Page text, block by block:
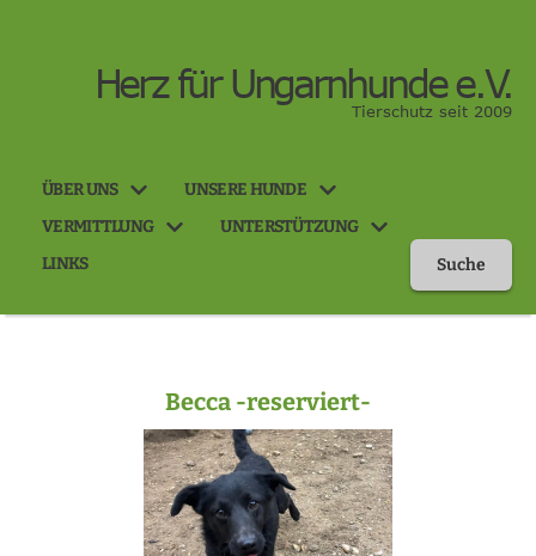
Herz für Ungarnhunde e.V.
Tierschutz seit 2009
ÜBER UNS
UNSERE HUNDE
VERMITTLUNG
UNTERSTÜTZUNG
LINKS
Suche
Becca -reserviert-